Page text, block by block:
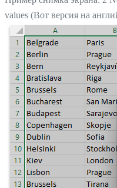
values (Вот версия на